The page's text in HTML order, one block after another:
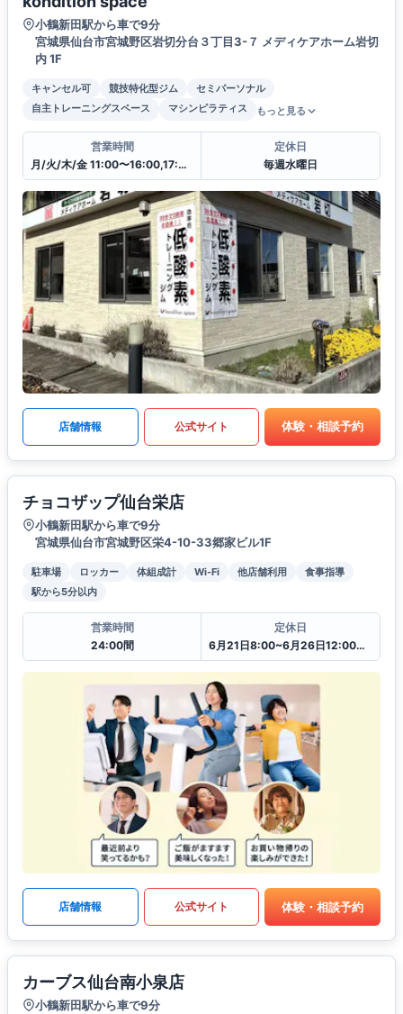
小鶴新田駅から車で9分
宮城県仙台市宮城野区岩切分台３丁目3-７ メディケアホーム岩切
内 1F
キャンセル可 競技特化型ジム
セミパーソナル
自主トレーニングスペース
マシンピラティス もっと見る
営業時間
月/火/木/金 11:00〜16:00,17:45〜21:00
定休日
毎週水曜日
店舗情報 公式サイト 体験・相談予約
チョコザップ仙台栄店
小鶴新田駅から車で9分
宮城県仙台市宮城野区栄4-10-33郷家ビル1F
駐車場 ロッカー 体組成計 Wi-Fi 他店舗利用
食事指導
駅から5分以内
営業時間
24:00間
定休日
6月21日8:00~6月26日12:00一時閉館中
店舗情報 公式サイト 体験・相談予約
カーブス仙台南小泉店
小鶴新田駅から車で9分